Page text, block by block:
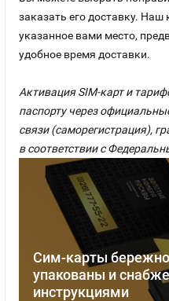
Сим-карты бережно
упакованы и
инструкциями
заказать его доставку. Наш
указанное вами место,
удобное время доставки.
Активация SIM-карт и
паспорту через
связи (саморегистрация),
в соответствии с